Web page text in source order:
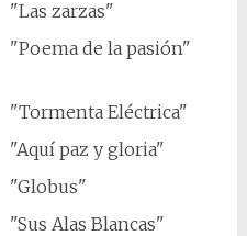
"Las zarzas"
"Poema de la pasión"
"Tormenta Eléctrica"
"Aquí paz y gloria"
"Globus"
"Sus Alas Blancas"